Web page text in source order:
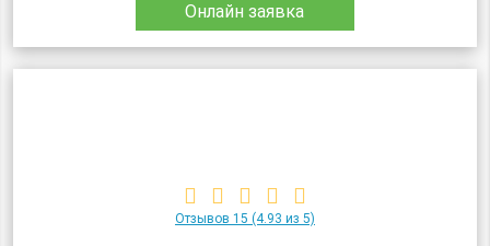
Онлайн заявка
Отзывов 15 (4.93 из 5)